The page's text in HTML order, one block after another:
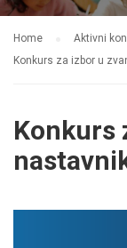
Home
Aktivni
Konkurs za izbor u
Konkurs